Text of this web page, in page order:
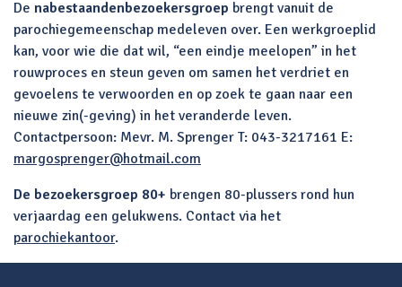
De nabestaandenbezoekersgroep brengt vanuit de
parochiegemeenschap medeleven over. Een werkgroeplid
kan, voor wie die dat wil, “een eindje meelopen” in het
rouwproces en steun geven om samen het verdriet en
gevoelens te verwoorden en op zoek te gaan naar een
nieuwe zin(-geving) in het veranderde leven.
Contactpersoon: Mevr. M. Sprenger T: 043-3217161 E:
margosprenger@hotmail.com
De bezoekersgroep 80+ brengen 80-plussers rond hun
verjaardag een gelukwens. Contact via het
parochiekantoor.